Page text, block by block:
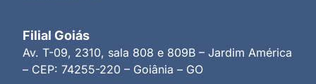
Filial Goiás
Av. T-09, 2310, sala 808 e 809B – Jardim América
– CEP: 74255-220 – Goiânia – GO